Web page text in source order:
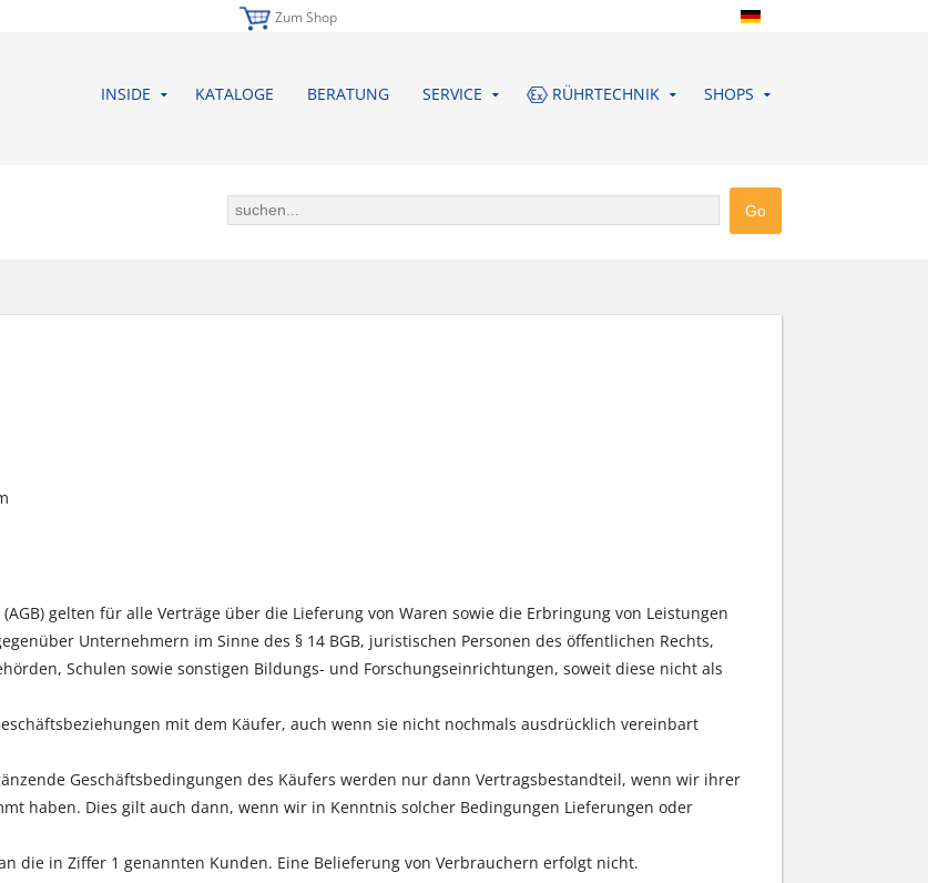
Zum Shop
INSIDE KATALOGE BERATUNG SERVICE RÜHRTECHNIK SHOPS
gelten für alle Verträge über die Lieferung von Waren sowie die Erbringung von Leistungen
Unternehmern im Sinne des § 14 BGB, juristischen Personen des öffentlichen Rechts,
Schulen sowie sonstigen Bildungs- und Forschungseinrichtungen, soweit diese nicht als
mit dem Käufer, auch wenn sie nicht nochmals ausdrücklich vereinbart
Geschäftsbedingungen des Käufers werden nur dann Vertragsbestandteil, wenn wir ihrer
haben. Dies gilt auch dann, wenn wir in Kenntnis solcher Bedingungen Lieferungen oder
die in Ziffer 1 genannten Kunden. Eine Belieferung von Verbrauchern erfolgt nicht.